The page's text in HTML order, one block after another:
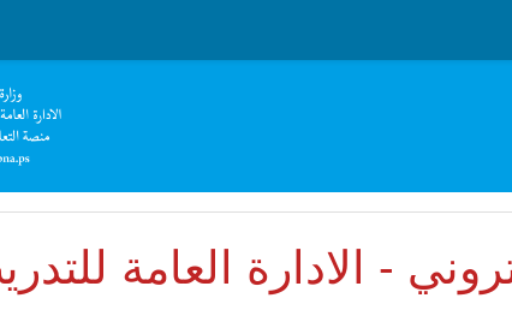
- الادارة العامة